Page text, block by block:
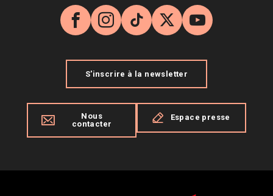
Facebook
Instagram
TikTok
X YouTube
S'inscrire à la newsletter
Nous
contacter
Espace presse